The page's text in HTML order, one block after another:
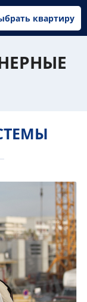
квартиру
326-67-67